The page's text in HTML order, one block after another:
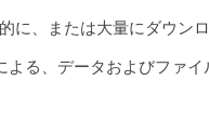
に、または大量にダウン
よる、データおよびファ